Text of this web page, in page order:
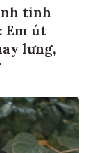
tinh
Em út
lưng,